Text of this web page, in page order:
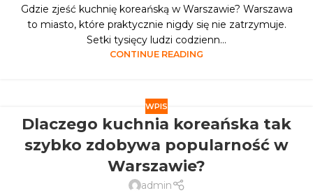
Gdzie zjeść kuchnię koreańską w Warszawie? Warszawa
to miasto, które praktycznie nigdy się nie zatrzymuje.
Setki tysięcy ludzi codzienn...
CONTINUE READING
WPIS
Dlaczego kuchnia koreańska tak
szybko zdobywa popularność w
Warszawie?
admin